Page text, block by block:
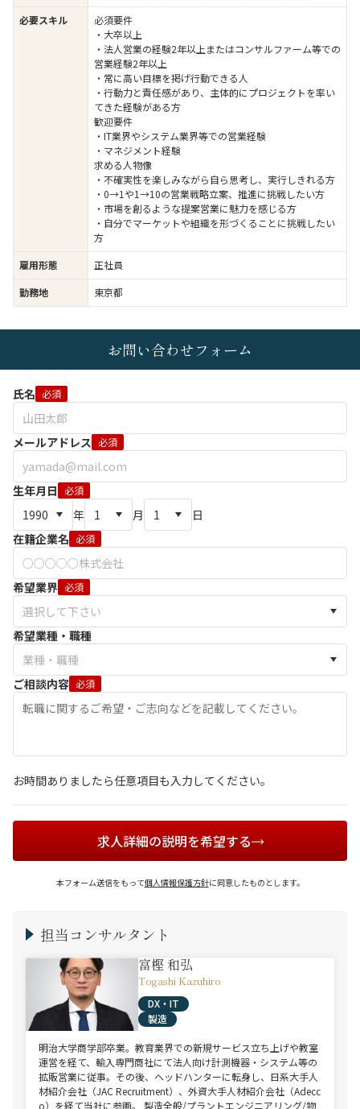
必要スキル
必須要件
・大卒以上
・法人営業の経験2年以上またはコンサルファーム等での
営業経験2年以上
・常に高い目標を掲げ行動できる人
・行動力と責任感があり、主体的にプロジェクトを率い
てきた経験がある方
歓迎要件
・IT業界やシステム業界等での営業経験
・マネジメント経験
求める人物像
・不確実性を楽しみながら自ら思考し、実行しきれる方
・0→1や1→10の営業戦略立案、推進に挑戦したい方
・市場を創るような提案営業に魅力を感じる方
・自分でマーケットや組織を形づくることに挑戦したい
方
雇用形態
正社員
勤務地
東京都
お問い合わせフォーム
氏名 必須
メールアドレス 必須
生年月日 必須
年 月
日
在籍企業名 必須
希望業界 必須
希望業種・職種
ご相談内容 必須
お時間ありましたら任意項目も入力してください。
求人詳細の説明を希望する
本フォーム送信をもって個人情報保護方針に同意したものとします。
担当コンサルタント
富樫 和弘
Togashi Kazuhiro
DX・IT
製造
明治大学商学部卒業。教育業界での新規サービス立ち上げや教室
運営を経て、輸入専門商社にて法人向け計測機器・システム等の
拡販営業に従事。その後、ヘッドハンターに転身し、日系大手人
材紹介会社（JAC Recruitment）、外資大手人材紹介会社（Adecc
o）を経て当社に参画。 製造全般/プラントエンジニアリング/物